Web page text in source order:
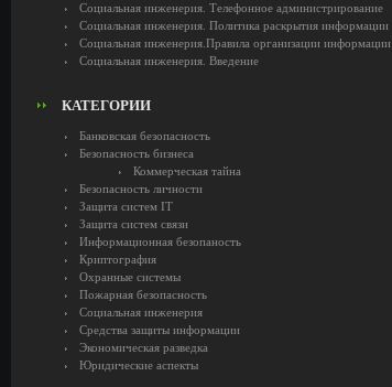
Социальная инженерия. Телефонное администрирование
Социальная инженерия. Политика раскрытия информации
Социальная инженерия.Правила организации информации
Социальная инженерия. Введение
КАТЕГОРИИ
Банковская безопасность
Безопасность бизнеса
Коммерческая тайна
Безопасность личности
Защита систем IT
Защита систем связи
Информационная безопаность
Криптография
Охранные системы
Пожарная безопасность
Социальная инженерия
Средства защиты информации
Экономическая разведка
Юридические аспекты